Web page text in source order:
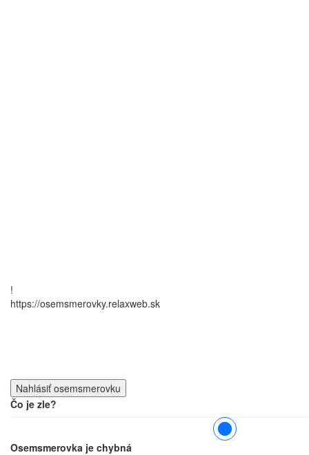
!
https://osemsmerovky.relaxweb.sk
Čo je zle?
Osemsmerovka je chybná